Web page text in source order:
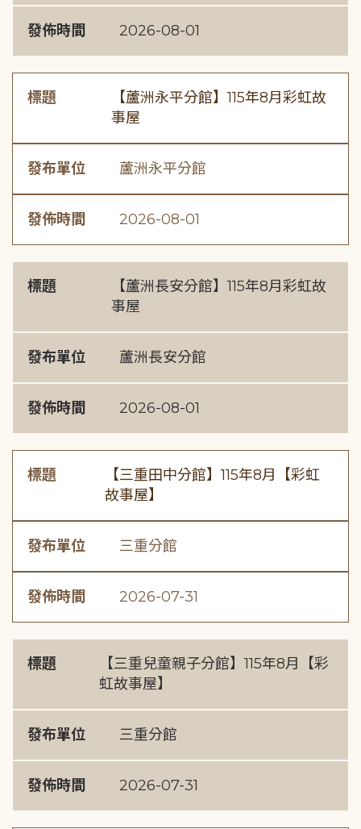
發佈時間 2026-08-01
標題
【蘆洲永平分館】115年8月彩虹故
事屋
發布單位 蘆洲永平分館
發佈時間 2026-08-01
標題
【蘆洲長安分館】115年8月彩虹故
事屋
發布單位 蘆洲長安分館
發佈時間 2026-08-01
標題
【三重田中分館】115年8月【彩虹
故事屋】
發布單位 三重分館
發佈時間 2026-07-31
標題
【三重兒童親子分館】115年8月【彩
虹故事屋】
發布單位 三重分館
發佈時間 2026-07-31